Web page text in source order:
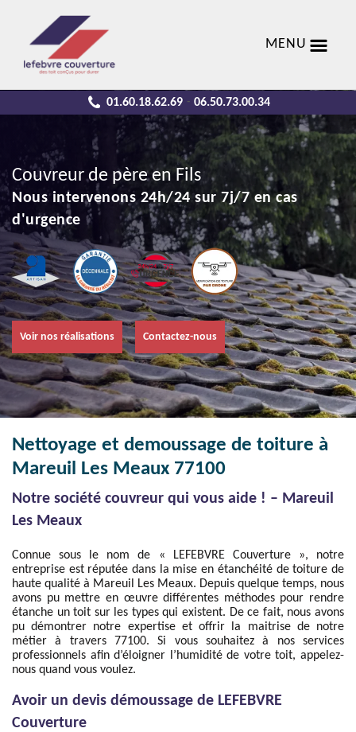
MENU
01.60.18.62.69 - 06.50.73.00.34
Couvreur de père en Fils
Nous intervenons 24h/24 sur 7j/7 en cas
d'urgence
Voir nos réalisations Contactez-nous
Nettoyage et demoussage de toiture à
Mareuil Les Meaux 77100
Notre société couvreur qui vous aide ! – Mareuil
Les Meaux
Connue sous le nom de « LEFEBVRE Couverture », notre
entreprise est réputée dans la mise en étanchéité de toiture de
haute qualité à Mareuil Les Meaux. Depuis quelque temps, nous
avons pu mettre en œuvre différentes méthodes pour rendre
étanche un toit sur les types qui existent. De ce fait, nous avons
pu démontrer notre expertise et offrir la maitrise de notre
métier à travers 77100. Si vous souhaitez à nos services
professionnels afin d’éloigner l’humidité de votre toit, appelez-
nous quand vous voulez.
Avoir un devis démoussage de LEFEBVRE
Couverture